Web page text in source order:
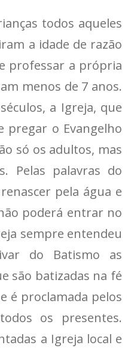
todos aqueles
a idade de razão
professar a própria
menos de 7 anos.
a Igreja, que
pregar o Evangelho
só os adultos, mas
Pelas palavras do
renascer pela água e
poderá entrar no
sempre entendeu
do Batismo as
são batizadas na fé
é proclamada pelos
os presentes.
a Igreja local e